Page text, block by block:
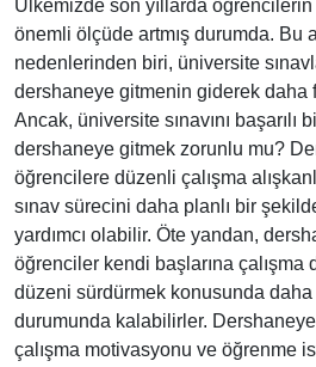
Ülkemizde son yıllarda
önemli ölçüde artmış durumda. Bu
nedenlerinden biri, üniversite
dershaneye gitmenin giderek daha
Ancak, üniversite sınavını başarılı
dershaneye gitmek zorunlu mu?
öğrencilere düzenli çalışma
sınav sürecini daha planlı bir
yardımcı olabilir. Öte yandan,
öğrenciler kendi başlarına çalışma
düzeni sürdürmek konusunda
durumunda kalabilirler.
çalışma motivasyonu ve öğrenme